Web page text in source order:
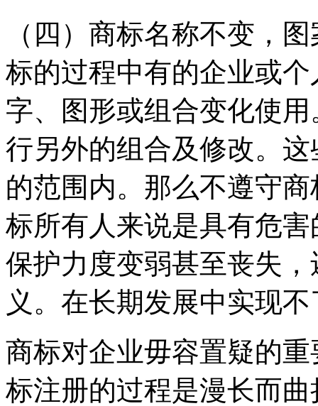
（四）商标名称不变，
标的过程中有的企业或
字、图形或组合变化使
行另外的组合及修改。
的范围内。那么不遵守
标所有人来说是具有危
保护力度变弱甚至丧失
义。在长期发展中实现
商标对企业毋容置疑的
标注册的过程是漫长而